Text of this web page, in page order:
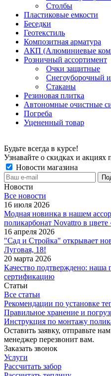
Столбы
Пластиковые емкости
Беседки
Геотекстиль
Композитная арматура
АКП (Алюминиевые
Розничный ассортимент
Очки защитные
Снегоуборочный
Стаканы
Резиновая плитка
Автономные очистные
Погреба
Уцененный товар
Будьте всегда в курсе!
Узнавайте о скидках и акциях
Новости магазина
Новости
Все новости
16 июля 2026
Модная новинка в нашем
поликарбонат Novattro в цвете
16 апреля 2026
"Сад и Стройка" открывает
Луговая, 18!
20 марта 2026
Качество подтверждено: наша
сертификацию
Статьи
Все статьи
Рекомендации по установке
Правильное хранение и
Инструкция по монтажу
Оставить заявку, отправьте
менеджер перезвонит вам.
Заказать звонок
Услуги
Рассчитать забор